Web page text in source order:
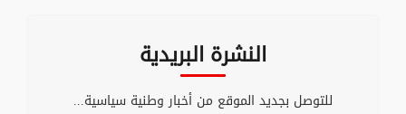
النشرة البريدية
للتوصل بجديد الموقع من أخبار وطنية سياسية...